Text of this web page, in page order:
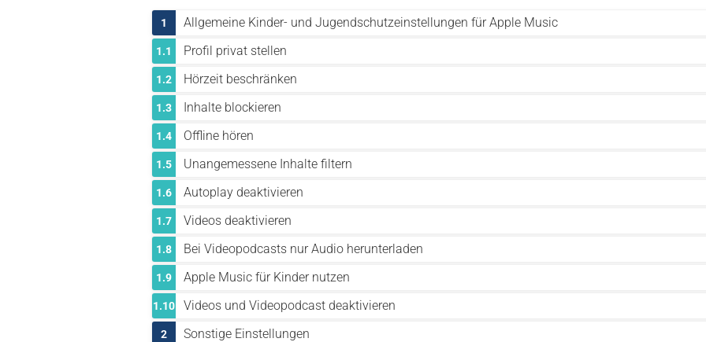
1 Allgemeine Kinder- und Jugendschutzeinstellungen für Apple Music
1.1 Profil privat stellen
1.2 Hörzeit beschränken
1.3 Inhalte blockieren
1.4 Offline hören
1.5 Unangemessene Inhalte filtern
1.6 Autoplay deaktivieren
1.7 Videos deaktivieren
1.8 Bei Videopodcasts nur Audio herunterladen
1.9 Apple Music für Kinder nutzen
1.10 Videos und Videopodcast deaktivieren
2 Sonstige Einstellungen